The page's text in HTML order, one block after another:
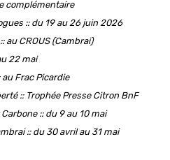
complémentaire
:: du 19 au 26 juin 2026
au CROUS (Cambrai)
22 mai
au Frac Picardie
:: Trophée Presse Citron BnF
:: du 9 au 10 mai
:: du 30 avril au 31 mai